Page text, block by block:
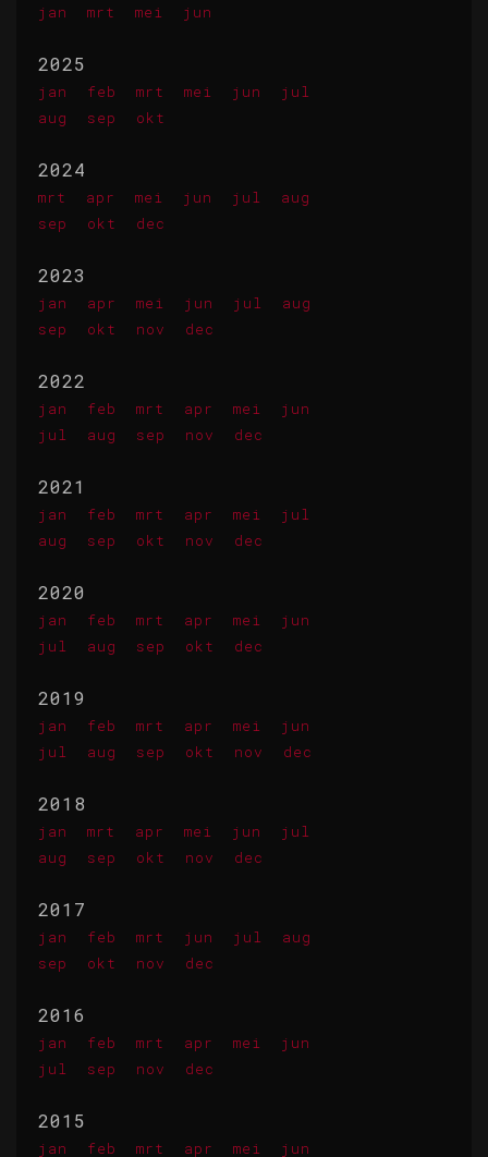
jan mrt mei jun
2025
jan feb mrt mei jun
jul
aug
sep okt
2024
mrt apr mei jun jul
aug
sep
okt dec
2023
jan apr mei jun jul
aug
sep
okt nov dec
2022
jan feb mrt apr mei
jun
jul
aug sep nov dec
2021
jan feb mrt apr mei
jul
aug
sep okt nov dec
2020
jan feb mrt apr mei
jun
jul
aug sep okt dec
2019
jan feb mrt apr mei
jun
jul
aug sep okt nov dec
2018
jan mrt apr mei jun
jul
aug
sep okt nov dec
2017
jan feb mrt jun jul
aug
sep
okt nov dec
2016
jan feb mrt apr mei
jun
jul
sep nov dec
2015
jan feb mrt apr mei jun